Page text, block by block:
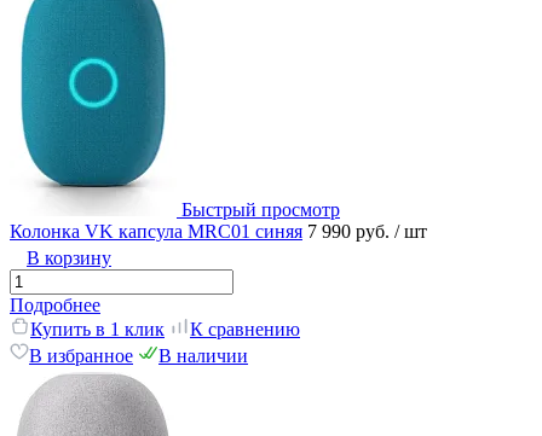
Быстрый просмотр
Колонка VK капсула MRC01 синяя 7 990 руб. / шт
В корзину
Подробнее
Купить в 1 клик
К сравнению
В избранное
В наличии